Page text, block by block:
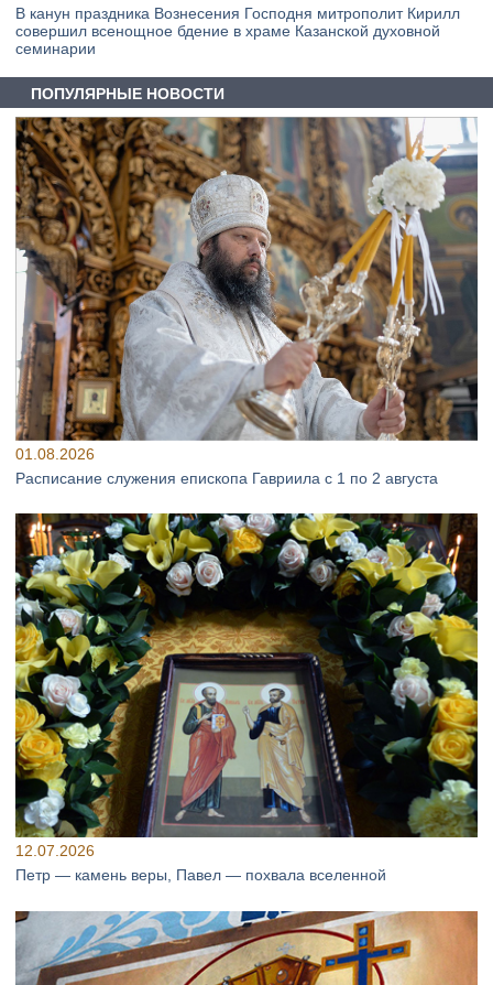
В канун праздника Вознесения Господня митрополит Кирилл
совершил всенощное бдение в храме Казанской духовной
семинарии
ПОПУЛЯРНЫЕ НОВОСТИ
01.08.2026
Расписание служения епископа Гавриила с 1 по 2 августа
12.07.2026
Петр — камень веры, Павел — похвала вселенной